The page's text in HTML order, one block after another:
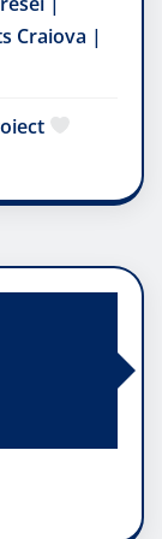
Craiova |